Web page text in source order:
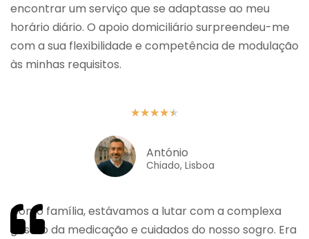
encontrar um serviço que se adaptasse ao meu
horário diário. O apoio domiciliário surpreendeu-me
com a sua flexibilidade e competência de modulação
às minhas requisitos.
★★★★★
António
Chiado, Lisboa
Como família, estávamos a lutar com a complexa
gestão da medicação e cuidados do nosso sogro. Era